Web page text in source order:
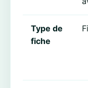
Type de
fiche